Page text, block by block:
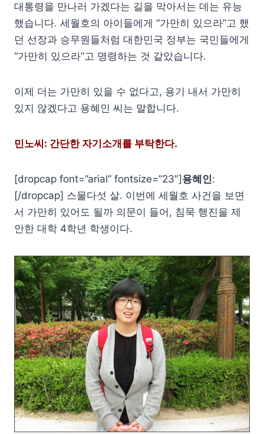
대통령을 만나러 가겠다는 길을 막아서는 데는 유능
했습니다. 세월호의 아이들에게 “가만히 있으라”고 했
던 선장과 승무원들처럼 대한민국 정부는 국민들에게
“가만히 있으라”고 명령하는 것 같았습니다.
이제 더는 가만히 있을 수 없다고, 용기 내서 가만히
있지 않겠다고 용혜인 씨는 말합니다.
민노씨: 간단한 자기소개를 부탁한다.
[dropcap font=”arial” fontsize=”23″] 용혜인:
[/dropcap] 스물다섯 살. 이번에 세월호 사건을 보면
서 가만히 있어도 될까 의문이 들어, 침묵 행진을 제
안한 대학 4학년 학생이다.